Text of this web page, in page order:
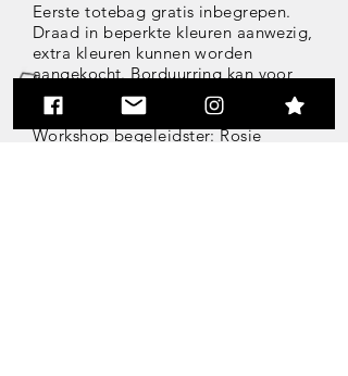
Eerste totebag gratis inbegrepen.
Draad in beperkte kleuren aanwezig,
extra kleuren kunnen worden
aangekocht. Borduurring kan voor
een prijsje van 1,5 euro worden
gehuurd.
Workshop begeleidster: Rosie